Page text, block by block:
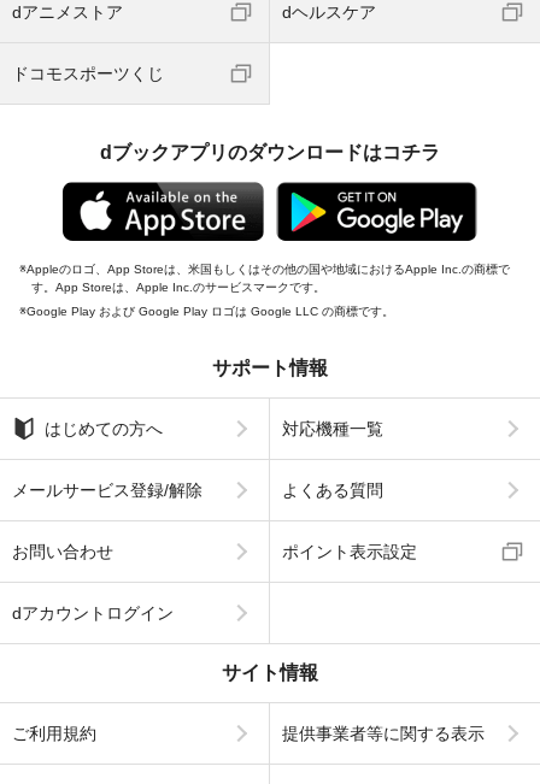
dアニメストア dヘルスケア
ドコモスポーツくじ
dブックアプリのダウンロードはコチラ
Appleのロゴ、App Storeは、米国もしくはその他の国や地域におけるApple Inc.の商標で
す。App Storeは、Apple Inc.のサービスマークです。
Google Play および Google Play ロゴは Google LLC の商標です。
サポート情報
はじめての方へ 対応機種一覧
メールサービス登録/解除 よくある質問
お問い合わせ ポイント表示設定
dアカウントログイン
サイト情報
ご利用規約 提供事業者等に関する表示